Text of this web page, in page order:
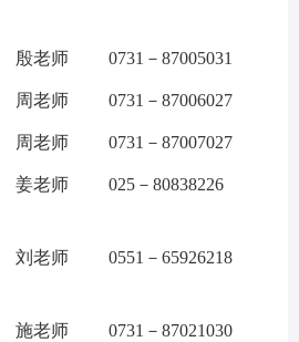
殷老师 0731－87005031
周老师 0731－87006027
周老师 0731－87007027
姜老师 025－80838226
刘 老师 0551 － 65926218
施老师 0731－87021030